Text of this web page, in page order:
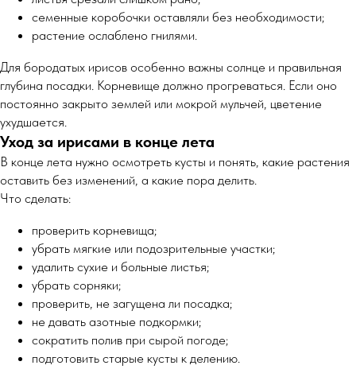
семенные коробочки оставляли без необходимости;
растение ослаблено гнилями.
Для бородатых ирисов особенно важны солнце и правильная
глубина посадки. Корневище должно прогреваться. Если оно
постоянно закрыто землей или мокрой мульчей, цветение
ухудшается.
Уход за ирисами в конце лета
В конце лета нужно осмотреть кусты и понять, какие растения
оставить без изменений, а какие пора делить.
Что сделать:
проверить корневища;
убрать мягкие или подозрительные участки;
удалить сухие и больные листья;
убрать сорняки;
проверить, не загущена ли посадка;
не давать азотные подкормки;
сократить полив при сырой погоде;
подготовить старые кусты к делению.